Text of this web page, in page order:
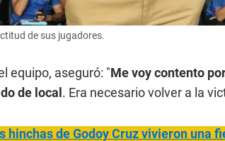
de sus jugadores.
equipo, aseguró: "Me voy contento
de local . Era necesario volver a la
hinchas de Godoy Cruz vivieron una